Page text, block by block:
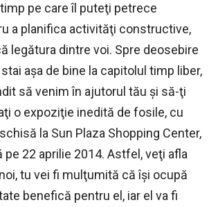
pe care îl puteţi petrece
a planifica activităţi constructive,
legătura dintre voi. Spre deosebire
aşa de bine la capitolul timp liber,
să venim în ajutorul tău şi să-ţi
o expoziţie inedită de fosile, cu
la Sun Plaza Shopping Center,
pe 22 aprilie 2014. Astfel, veţi afla
tu vei fi mulţumită că îşi ocupă
benefică pentru el, iar el va fi